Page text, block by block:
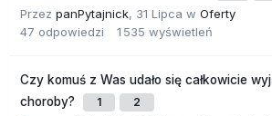
Przez panPytajnick, 31 Lipca w Oferty
47 odpowiedzi 1 535 wyświetleń
Czy komuś z Was udało się całkowicie
choroby?
1 2